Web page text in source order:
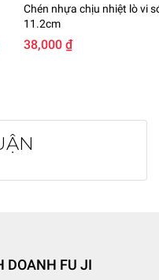
Chén nhựa chịu nhiệt lò vi
11.2cm
38,000 ₫
DOANH FU JI